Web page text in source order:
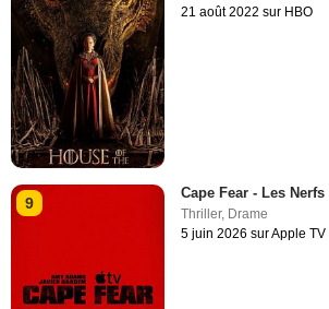
21 août 2022 sur HBO
9
Cape Fear - Les
Thriller, Drame
5 juin 2026 sur Apple TV